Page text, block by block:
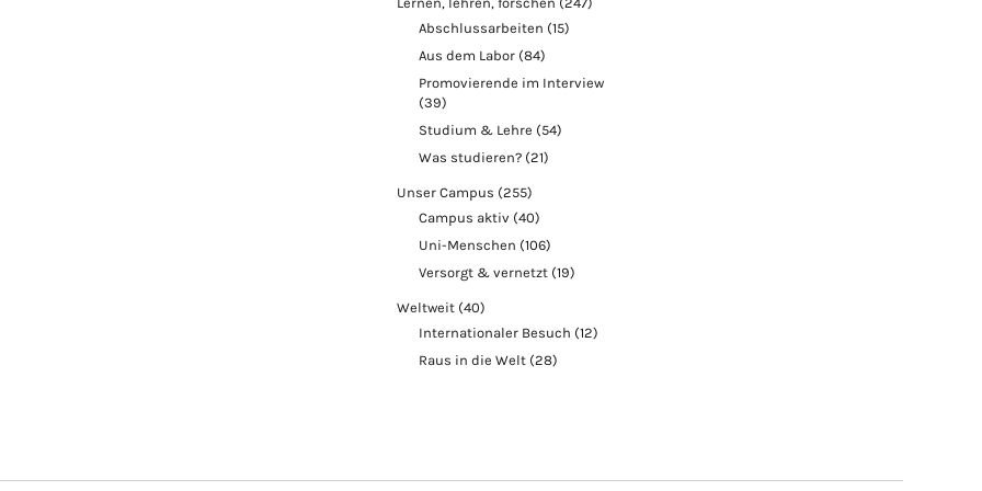
Abschlussarbeiten (15)
Aus dem Labor (84)
Promovierende im Interview
(39)
Studium & Lehre (54)
Was studieren? (21)
Unser Campus (255)
Campus aktiv (40)
Uni-Menschen (106)
Versorgt & vernetzt (19)
Weltweit (40)
Internationaler Besuch (12)
Raus in die Welt (28)